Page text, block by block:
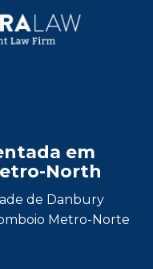
em
North
de Danbury
Metro-Norte